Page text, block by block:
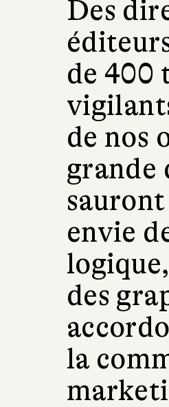
Des
de 400
de nos
grande
envie
des
la